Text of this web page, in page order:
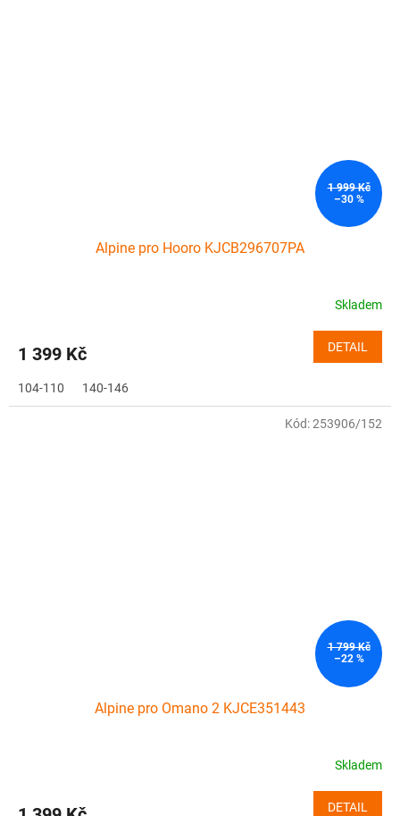
1 999 Kč
–30 %
Alpine pro Hooro KJCB296707PA
Skladem
1 399 Kč DETAIL
104-110 140-146
1 799 Kč
–22 %
Alpine pro Omano 2 KJCE351443
Skladem
DETAIL
Kód:253906/152